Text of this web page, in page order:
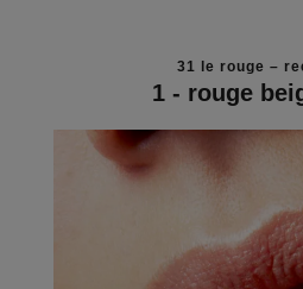
31 le rouge –
1 - rouge